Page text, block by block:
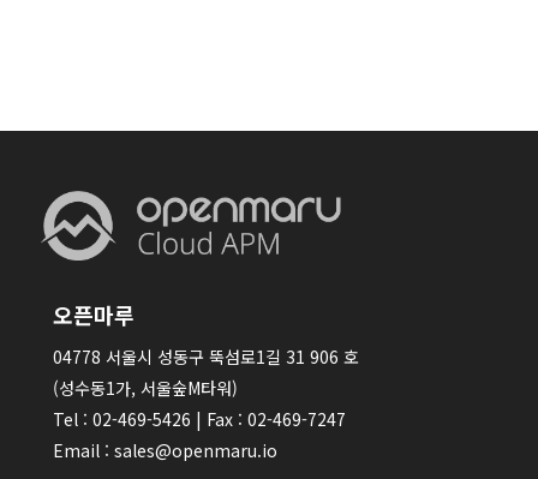
오픈마루
04778 서울시 성동구 뚝섬로1길 31 906 호
(성수동1가, 서울숲M타워)
Tel : 02-469-5426 | Fax : 02-469-7247
Email : sales@openmaru.io